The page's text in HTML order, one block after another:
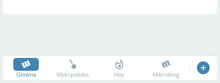
Główna Wykopalisko Hity Mikroblog